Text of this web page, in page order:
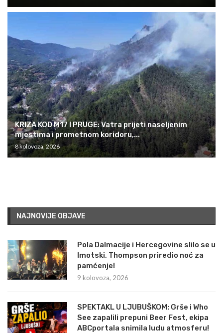
KRIZA KOD M17 I PRUGE: Vatra prijeti naseljenim
mjestima i prometnom koridoru,...
8 kolovoza, 2026
NAJNOVIJE OBJAVE
Pola Dalmacije i Hercegovine slilo se u
Imotski, Thompson priredio noć za
pamćenje!
9 kolovoza, 2026
SPEKTAKL U LJUBUŠKOM: Grše i Who
See zapalili prepuni Beer Fest, ekipa
ABCportala snimila ludu atmosferu!